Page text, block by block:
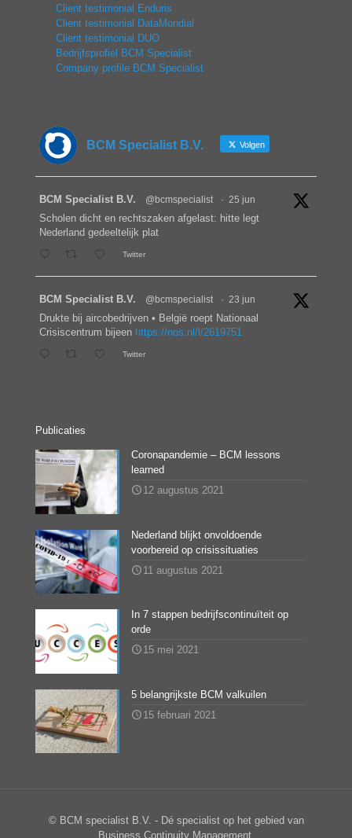
Client testimonial Enduris
Client testimonial DataMondial
Client testimonial DUO
Bedrijfsprofiel BCM Specialist
Company profile BCM Specialist
BCM Specialist B.V. Volgen
BCM Specialist B.V. @bcmspecialist · 25 jun
Scholen dicht en rechtszaken afgelast: hitte legt
Nederland gedeeltelijk plat
Twitter
BCM Specialist B.V. @bcmspecialist · 23 jun
Drukte bij aircobedrijven • België roept Nationaal
Crisiscentrum bijeen https://nos.nl/l/2619751
Twitter
Publicaties
Coronapandemie – BCM lessons
learned
12 augustus 2021
Nederland blijkt onvoldoende
voorbereid op crisissituaties
11 augustus 2021
In 7 stappen bedrijfscontinuïteit op
orde
15 mei 2021
5 belangrijkste BCM valkuilen
15 februari 2021
© BCM specialist B.V. - Dé specialist op het gebied van
Business Continuity Management.